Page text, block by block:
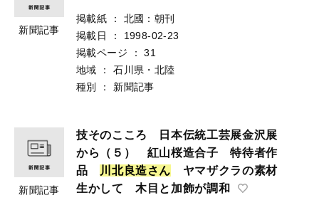
新聞記事
掲載紙 ：
北國：朝刊
掲載日
：
1998-02-23
掲載ページ
：
31
地域
：
石川県・北陸
種別
： 新聞記事
新聞記事
技そのこころ 日本伝統工芸展金沢展
から（５） 紅山桜造合子 特待者作
品
川 北良造さ ん ヤマザクラの素材
生かして 木目と加飾が調和